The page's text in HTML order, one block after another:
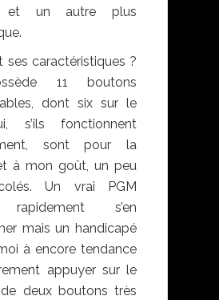
et un autre plus
ses caractéristiques ?
11 boutons
dont six sur le
s’ils fonctionnent
sont pour la
à mon goût, un peu
Un vrai PGM
s’en
mais un handicapé
à encore tendance
appuyer sur le
deux boutons très